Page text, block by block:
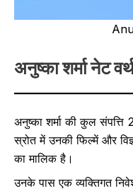
अनुष्का शर्मा नेट
अनुष्का शर्मा की कुल
स्रोत में उनकी फिल्में और
का मालिक है।
उनके पास एक व्यक्तिगत